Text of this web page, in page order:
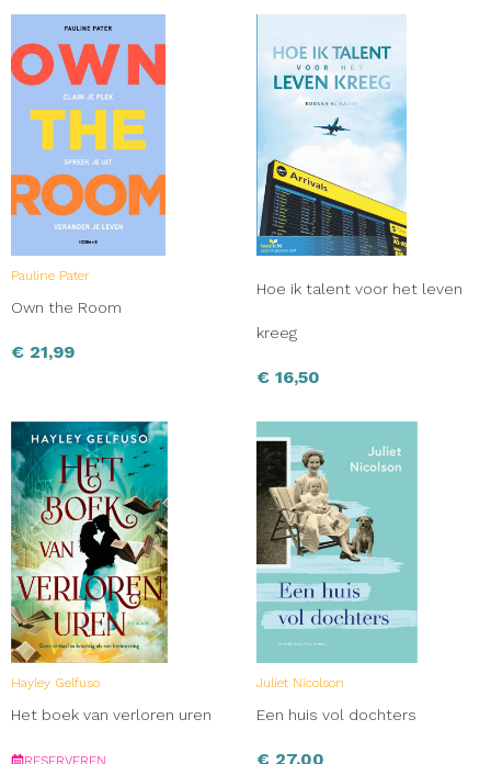
Pauline Pater
Own the Room
€ 21,99
Hoe ik talent voor het leven
kreeg
€ 16,50
Hayley Gelfuso
Het boek van verloren uren
RESERVEREN
Juliet Nicolson
Een huis vol dochters
€ 27,00